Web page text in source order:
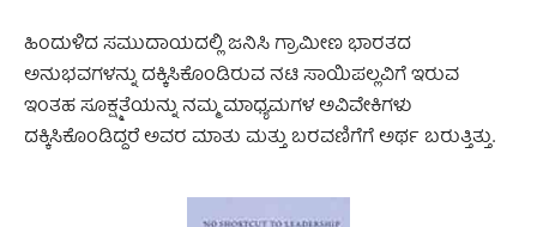
ಹಿಂದುಳಿದ ಸಮುದಾಯದಲ್ಲಿ ಜನಿಸಿ ಗ್ರಾಮೀಣ ಭಾರತದ
ಅನುಭವಗಳನ್ನು ದಕ್ಕಿಸಿಕೊಂಡಿರುವ ನಟಿ ಸಾಯಿಪಲ್ಲವಿಗೆ ಇರುವ
ಇಂತಹ ಸೂಕ್ಷ್ಮತೆಯನ್ನು ನಮ್ಮ ಮಾಧ್ಯಮಗಳ ಅವಿವೇಕಿಗಳು
ದಕ್ಕಿಸಿಕೊಂಡಿದ್ದರೆ ಅವರ ಮಾತು ಮತ್ತು ಬರವಣಿಗೆಗೆ ಅರ್ಥ ಬರುತ್ತಿತ್ತು.